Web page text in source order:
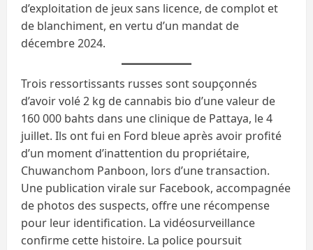
d’exploitation de jeux sans licence, de complot et
de blanchiment, en vertu d’un mandat de
décembre 2024.
Trois ressortissants russes sont soupçonnés
d’avoir volé 2 kg de cannabis bio d’une valeur de
160 000 bahts dans une clinique de Pattaya, le 4
juillet. Ils ont fui en Ford bleue après avoir profité
d’un moment d’inattention du propriétaire,
Chuwanchom Panboon, lors d’une transaction.
Une publication virale sur Facebook, accompagnée
de photos des suspects, offre une récompense
pour leur identification. La vidéosurveillance
confirme cette histoire. La police poursuit